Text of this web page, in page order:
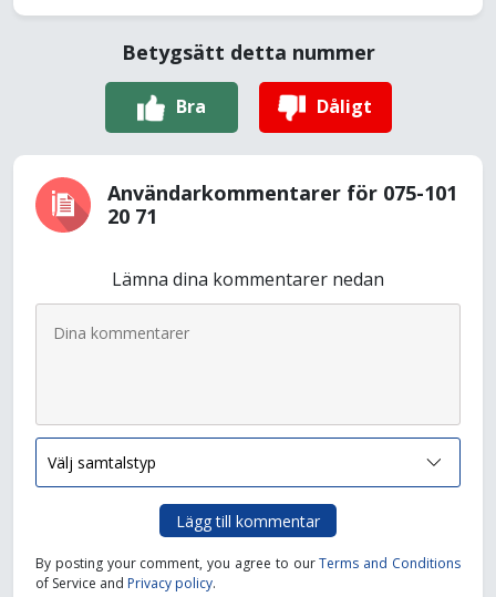
Betygsätt detta nummer
Bra Dåligt
Användarkommentarer för 075-101
20 71
Lämna dina kommentarer nedan
Lägg till kommentar
By posting your comment, you agree to ourTerms and Conditions
of Service and Privacy policy.